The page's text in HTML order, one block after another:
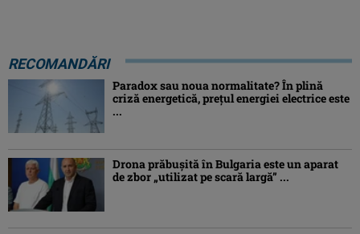
RECOMANDĂRI
Paradox sau noua normalitate? În plină
criză energetică, prețul energiei electrice este
...
Drona prăbuşită în Bulgaria este un aparat
de zbor „utilizat pe scară largă” ...